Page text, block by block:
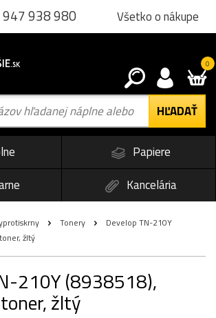
938 980 Všetko o nákupe
0
Papiere
Kancelária
Tonery
Develop TN-210Y
žltý
210Y (8938518),
žltý